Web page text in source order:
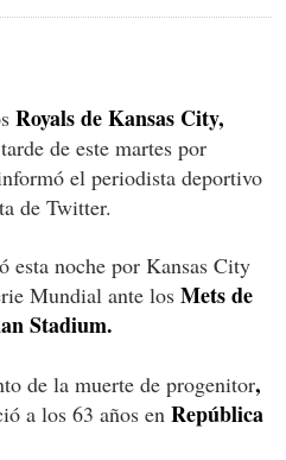
Royals de Kansas City,
de este martes por
el periodista deportivo
de Twitter.
esta noche por Kansas City
Mundial ante los Mets de
Stadium.
de la muerte de progenitor,
a los 63 años en República